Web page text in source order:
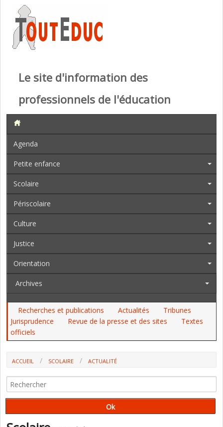
Le site d'information des
professionnels de l'éducation
Agenda
Petite enfance
Scolaire
Périscolaire
Culture
Justice
Orientation
Archives
Recherches et publications Actualités
Tribunes
Jurisprudence
Revue de la presse et des sites
Textes
officiels
ACCUEIL SCOLAIRE
ACTUALITÉ